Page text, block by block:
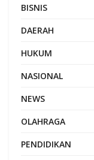
BISNIS
DAERAH
HUKUM
NASIONAL
NEWS
OLAHRAGA
PENDIDIKAN